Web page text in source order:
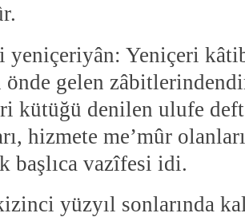
yeniçeriyân: Yeniçeri
önde gelen
kütüğü denilen ulufe
hizmete me’mûr
başlıca vazîfesi idi.
yüzyıl sonlarında